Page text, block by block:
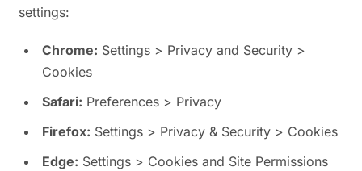
settings:
Chrome: Settings > Privacy and Security >
Cookies
Safari: Preferences > Privacy
Firefox: Settings > Privacy & Security > Cookies
Edge: Settings > Cookies and Site Permissions